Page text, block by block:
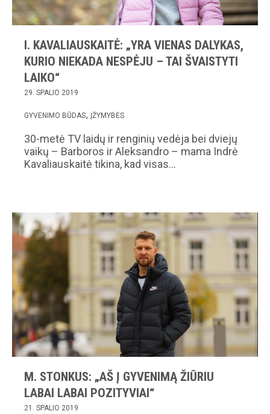
I. KAVALIAUSKAITĖ: „YRA VIENAS DALYKAS,
KURIO NIEKADA NESPĖJU – TAI ŠVAISTYTI
LAIKO“
29. SPALIO 2019
GYVENIMO BŪDAS ĮŽYMYBĖS
30-metė TV laidų ir renginių vedėja bei dviejų
vaikų – Barboros ir Aleksandro – mama Indrė
Kavaliauskaitė tikina, kad visas…
M. STONKUS: „AŠ Į GYVENIMĄ ŽIŪRIU
LABAI LABAI POZITYVIAI“
21. SPALIO 2019